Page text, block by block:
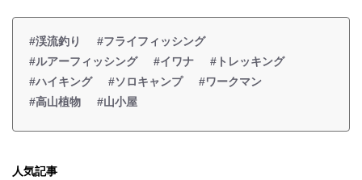
#渓流釣り
#フライフィッシング
#ルアーフィッシング
#イワナ
#トレッキング
#ハイキング
#ソロキャンプ
#ワークマン
#高山植物
#山小屋
人気記事